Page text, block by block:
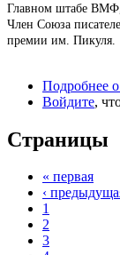
Главном штабе ВМФ,
Член Союза
премии им. Пикуля.
Подробнее
Войдите,
Страницы
« первая
‹
1
2
3